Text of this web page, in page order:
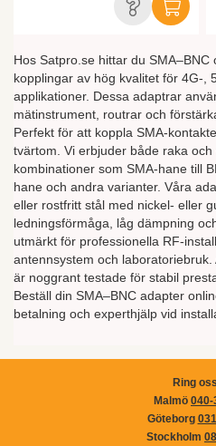
Hos Satpro.se hittar du SMA–BNC
kopplingar av hög kvalitet för 4G-,
applikationer. Dessa adaptrar
mätinstrument, routrar och
Perfekt för att koppla SMA-
tvärtom. Vi erbjuder både raka
kombinationer som SMA-hane till
hane och andra varianter. Våra
eller rostfritt stål med nickel- eller
ledningsförmåga, låg dämpning
utmärkt för professionella RF-
antennsystem och
är noggrant testade för stabil
Beställ din SMA–BNC adapter
betalning och experthjälp vid
Ring
Malmö 040-
Göteborg
Stockholm